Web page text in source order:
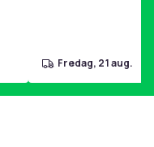
fredag, 21 aug.